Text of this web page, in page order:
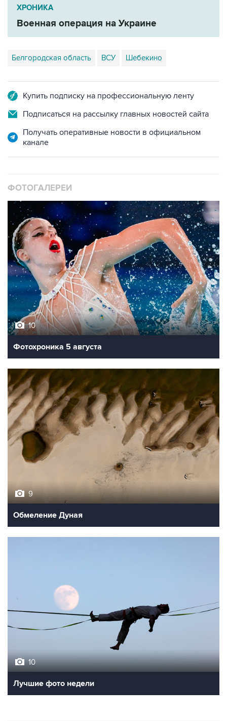
ХРОНИКА
Военная операция на Украине
Белгородская область ВСУ Шебекино
Купить подписку на профессиональную ленту
Подписаться на рассылку главных новостей сайта
Получать оперативные новости в официальном
канале
ФОТОГАЛЕРЕИ
10
Фотохроника 5 августа
9
Обмеление Дуная
10
Лучшие фото недели